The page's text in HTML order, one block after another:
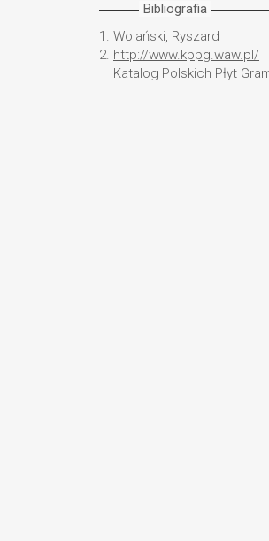
Bibliografia
1. Wolański, Ryszard
2. http://www.kppg.waw.pl/
Katalog Polskich Płyt